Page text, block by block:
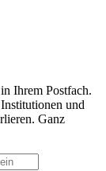
Ihrem Postfach.
und
Ganz